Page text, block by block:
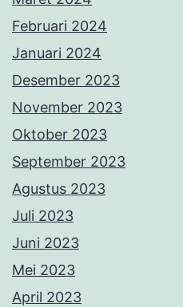
Februari 2024
Januari 2024
Desember 2023
November 2023
Oktober 2023
September 2023
Agustus 2023
Juli 2023
Juni 2023
Mei 2023
April 2023